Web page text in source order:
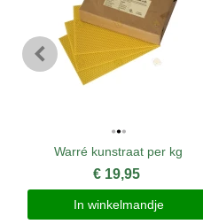
Warré kunstraat per kg
€ 19,95
In winkelmandje